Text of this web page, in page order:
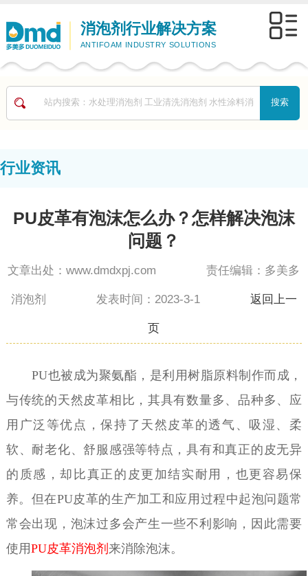
消泡剂行业解决方案
ANTIFOAM INDUSTRY SOLUTIONS
行业资讯
PU皮革有泡沫怎么办？怎样解决泡沫
问题？
文章出处：www.dmdxpj.com 责任编辑：多美多
消泡剂 发表时间：2023-3-1 返回上一
页
PU也被成为聚氨酯，是利用树脂原料制作而成，
与传统的天然皮革相比，其具有数量多、品种多、应
用广泛等优点，保持了天然皮革的透气、吸湿、柔
软、耐老化、舒服感强等特点，具有和真正的皮无异
的质感，却比真正的皮更加结实耐用，也更容易保
养。但在PU皮革的生产加工和应用过程中起泡问题常
常会出现，泡沫过多会产生一些不利影响，因此需要
使用PU皮革消泡剂 来消除泡沫。